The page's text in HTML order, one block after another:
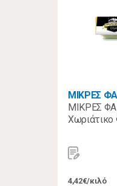
ΜΙΚΡΕΣ
ΜΙΚΡΕΣ
4,42€/κιλό